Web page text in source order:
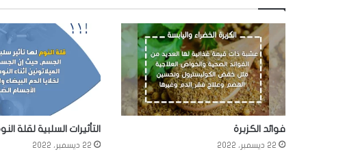
فوائد الكزبرة
22 ديسمبر، 2022
التأثيرات السلبية لقلة
22 ديسمبر، 2022